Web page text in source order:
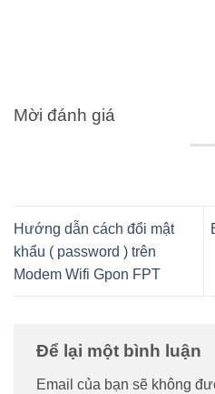
Mời đánh giá
Hướng dẫn cách đổi mật
khẩu ( password ) trên
Modem Wifi Gpon FPT
Để lại một bình luận
Email của bạn sẽ không